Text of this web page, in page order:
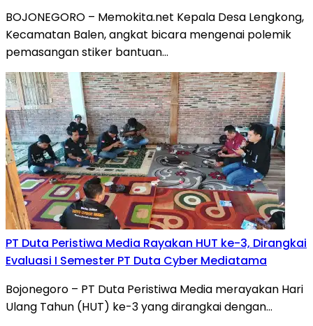
BOJONEGORO – Memokita.net Kepala Desa Lengkong,
Kecamatan Balen, angkat bicara mengenai polemik
pemasangan stiker bantuan…
PT Duta Peristiwa Media Rayakan HUT ke-3, Dirangkai
Evaluasi I Semester PT Duta Cyber Mediatama
Bojonegoro – PT Duta Peristiwa Media merayakan Hari
Ulang Tahun (HUT) ke-3 yang dirangkai dengan…